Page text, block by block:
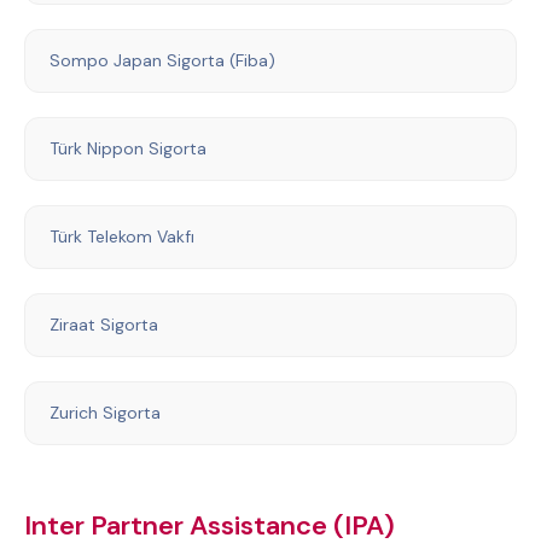
Sompo Japan Sigorta (Fiba)
Türk Nippon Sigorta
Türk Telekom Vakfı
Ziraat Sigorta
Zurich Sigorta
Inter Partner Assistance (IPA)